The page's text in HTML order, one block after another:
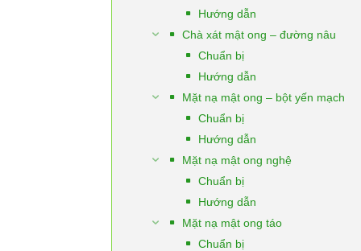
Hướng dẫn
Chà xát mật ong – đường nâu
Chuẩn bị
Hướng dẫn
Mặt nạ mật ong – bột yến mạch
Chuẩn bị
Hướng dẫn
Mặt nạ mật ong nghệ
Chuẩn bị
Hướng dẫn
Mặt nạ mật ong táo
Chuẩn bị